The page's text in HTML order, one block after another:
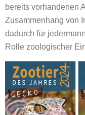
bereits vorhandenen
Zusammenhang von
dadurch für
Rolle zoologischer